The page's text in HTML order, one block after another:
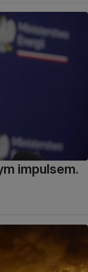
impulsem.